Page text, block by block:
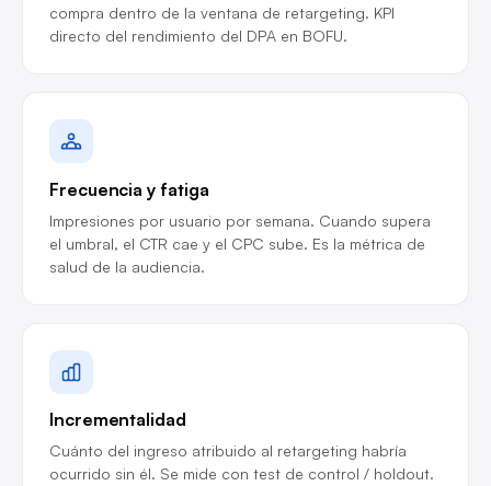
compra dentro de la ventana de retargeting. KPI
directo del rendimiento del DPA en BOFU.
Frecuencia y fatiga
Impresiones por usuario por semana. Cuando supera
el umbral, el CTR cae y el CPC sube. Es la métrica de
salud de la audiencia.
Incrementalidad
Cuánto del ingreso atribuido al retargeting habría
ocurrido sin él. Se mide con test de control / holdout.